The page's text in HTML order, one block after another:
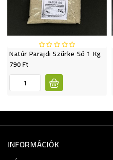
Natúr Parajdi Szürke Só 1 Kg
790 Ft
INFORMÁCIÓK